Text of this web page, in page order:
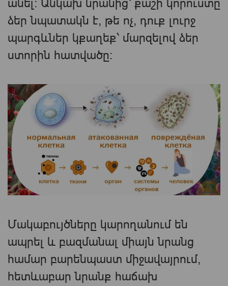
անել: Անկախ նրանից՝ քաշի կորուստը
ձեր նպատակն է, թե ոչ, դուք լուրջ
պարգևներ կքաղեք՝ մարզելով ձեր
ստորին հատվածը:
Մակաբույծները կարողանում են
ապրել և բազմանալ միայն նրանց
համար բարենպաստ միջավայրում,
հետևաբար նրանք հաճախ